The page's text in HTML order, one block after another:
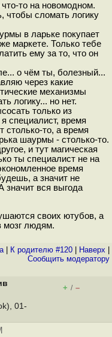
то на новомодном.
чтобы сломать логику
в ларьке покупает
маркете. Только тебе
ему за то, что он
о чём ты, болезный...
через какие
механизмы
логику... но нет.
только из
я специалист, время
столько-то, а время
шаурмы - столько-то.
и тут магическая
ты специалист не на
время
а значит не
значит вся выгода
своих ютубов, а
мозг людям.
| К родителю #120 Наверх
Cообщить модератору
+ / –
01-